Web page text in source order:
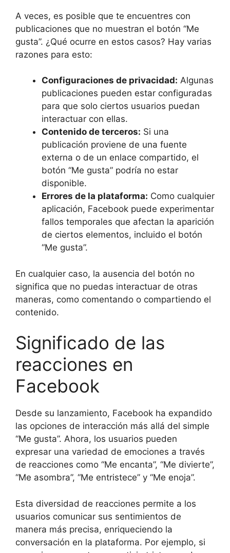
A veces, es posible que te encuentres con
publicaciones que no muestran el botón “Me
gusta”. ¿Qué ocurre en estos casos? Hay varias
razones para esto:
Configuraciones de privacidad: Algunas
publicaciones pueden estar configuradas
para que solo ciertos usuarios puedan
interactuar con ellas.
Contenido de terceros: Si una
publicación proviene de una fuente
externa o de un enlace compartido, el
botón “Me gusta” podría no estar
disponible.
Errores de la plataforma: Como cualquier
aplicación, Facebook puede experimentar
fallos temporales que afectan la aparición
de ciertos elementos, incluido el botón
“Me gusta”.
En cualquier caso, la ausencia del botón no
significa que no puedas interactuar de otras
maneras, como comentando o compartiendo el
contenido.
Significado de las
reacciones en
Facebook
Desde su lanzamiento, Facebook ha expandido
las opciones de interacción más allá del simple
“Me gusta”. Ahora, los usuarios pueden
expresar una variedad de emociones a través
de reacciones como “Me encanta”, “Me divierte”,
“Me asombra”, “Me entristece” y “Me enoja”.
Esta diversidad de reacciones permite a los
usuarios comunicar sus sentimientos de
manera más precisa, enriqueciendo la
conversación en la plataforma. Por ejemplo, si